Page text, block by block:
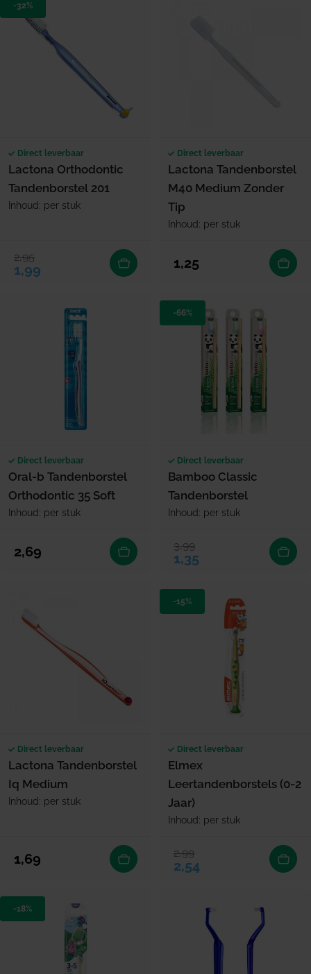
-32%
Direct leverbaar
Lactona Orthodontic
Tandenborstel 201
Inhoud: per stuk
Verkoopprijs
1,99
Normale prijs
2,95
Direct leverbaar
Lactona Tandenborstel
M40 Medium Zonder
Tip
Inhoud: per stuk
Normale prijs
1,25
Direct leverbaar
Oral-b Tandenborstel
Orthodontic 35 Soft
Inhoud: per stuk
Normale prijs
2,69
-66%
Direct leverbaar
Bamboo Classic
Tandenborstel
Inhoud: per stuk
Verkoopprijs
1,35
Normale prijs
3,99
Direct leverbaar
Lactona Tandenborstel
Iq Medium
Inhoud: per stuk
Normale prijs
1,69
-15%
Direct leverbaar
Elmex
Leertandenborstels (0-2
Jaar)
Inhoud: per stuk
Verkoopprijs
2,54
Normale prijs
2,99
-18%